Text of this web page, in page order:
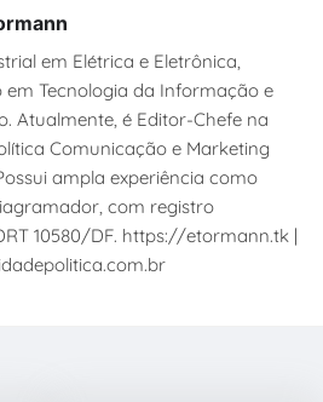
em Elétrica e Eletrônica,
em Tecnologia da Informação e
Atualmente, é Editor-Chefe na
Comunicação e Marketing
ampla experiência como
com registro
10580/DF. https://etormann.tk |